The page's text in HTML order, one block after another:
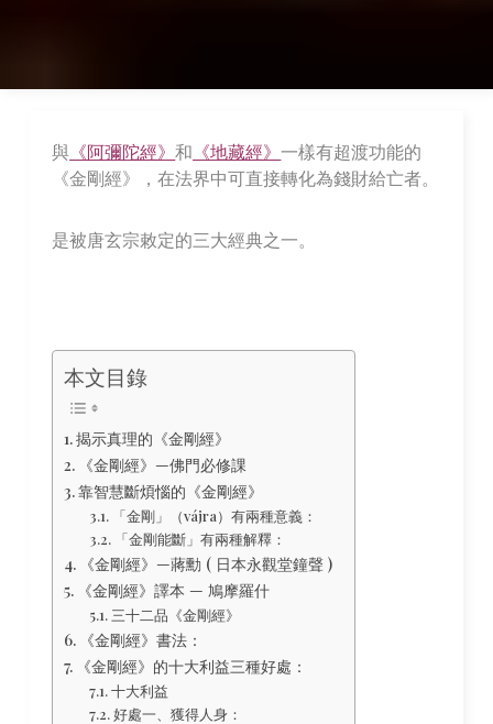
與 《阿彌陀經》和 《地藏經》一樣有超渡功能的
《金剛經》，在法界中可直接轉化為錢財給亡者。
是被唐玄宗敕定的三大經典之一。
本文目錄
揭示真理的《金剛經》
《金剛經》—佛門必修課
靠智慧斷煩惱的《金剛經》
「金剛」（vájra）有兩種意義：
「金剛能斷」有兩種解釋：
《金剛經》—蔣勳 ( 日本永觀堂鐘聲 )
《金剛經》譯本 — 鳩摩羅什
三十二品《金剛經》
《金剛經》書法：
《金剛經》的十大利益三種好處：
十大利益
好處一、獲得人身：